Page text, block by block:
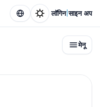
लॉगिन|साइन अप
मेनू